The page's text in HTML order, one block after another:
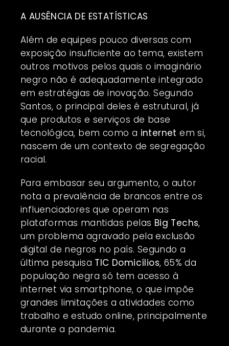
A AUSÊNCIA DE ESTATÍSTICAS
Além de equipes pouco diversas com
exposição insuficiente ao tema, existem
outros motivos pelos quais o imaginário
negro não é adequadamente integrado
em estratégias de inovação. Segundo
Santos, o principal deles é estrutural, já
que produtos e serviços de base
tecnológica, bem como a internetem si,
nascem de um contexto de segregação
racial.
Para embasar seu argumento, o autor
nota a prevalência de brancos entre os
influenciadores que operam nas
plataformas mantidas pelas Big Techs,
um problema agravado pela exclusão
digital de negros no país. Segundo a
última pesquisa TIC Domicílios, 65% da
população negra só tem acesso à
internet via smartphone, o que impõe
grandes limitações a atividades como
trabalho e estudo online, principalmente
durante a pandemia.